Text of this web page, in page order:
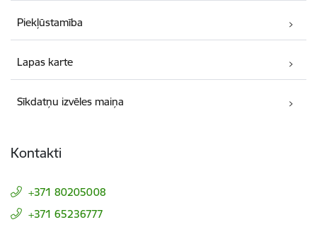
Piekļūstamība
Lapas karte
Sīkdatņu izvēles maiņa
Kontakti
+371 80205008
+371 65236777